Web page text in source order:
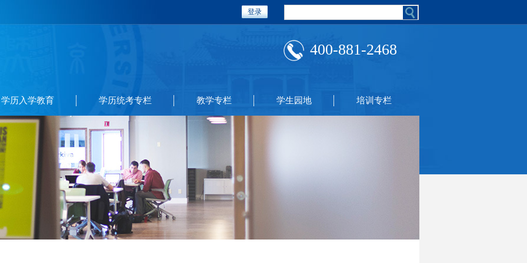
登录
400-881-2468
学历入学教育 学历统考专栏 教学专栏 学生园地 培训专栏